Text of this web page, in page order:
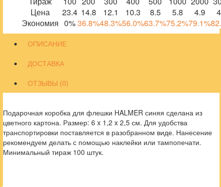
Цена
23.4 14.8 12.1 10.3 8.5 5.8 4.9
Экономия 0%36.8%48.3%56.0%63.7%75.2%79.1%
ОПИСАНИЕ
ДОСТАВКА
ОТЗЫВЫ (0)
Подарочная коробка для флешки HALMER синяя сделана из
цветного картона. Размер: 6 x 1,2 x 2,5 см. Для удобства
транспортировки поставляется в разобранном виде. Нанесение
рекомендуем делать с помощью наклейки или тампопечати.
Минимальный тираж 100 штук.